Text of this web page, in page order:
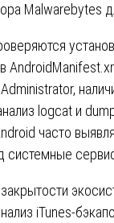
Malwarebytes
logcat и
часто
системные
iTunes-